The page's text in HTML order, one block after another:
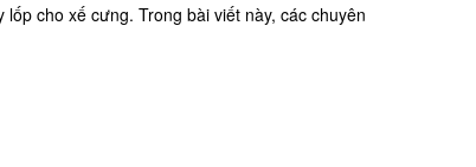
cho xế cưng. Trong bài viết này, các chuyên